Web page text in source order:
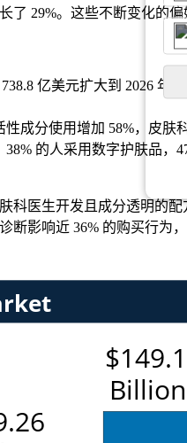
了 29%。这些不断变化的
亿美元扩大到 2026 年
性成分使用增加 58%，皮肤
的人采用数字护肤品，
科医生开发且成分透明的
断影响近 36% 的购买行